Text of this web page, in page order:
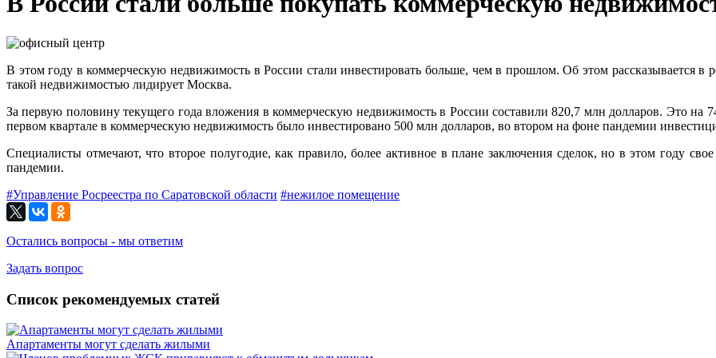
В этом году в коммерческую недвижимость в России стали инвестировать больше, чем в прошлом. Об этом рассказывается в
такой недвижимостью лидирует Москва.
За первую половину текущего года вложения в коммерческую недвижимость в России составили 820,7 млн долларов. Это на
первом квартале в коммерческую недвижимость было инвестировано 500 млн долларов, во втором на фоне пандемии
Специалисты отмечают, что второе полугодие, как правило, более активное в плане заключения сделок, но в этом году
пандемии.
#Управление Росреестра по Саратовской области #нежилое помещение
Остались вопросы - мы ответим
Задать вопрос
Список рекомендуемых статей
Апартаменты могут сделать жилыми